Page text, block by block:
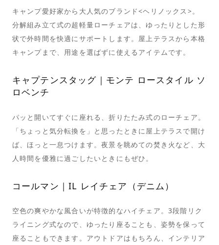
キャンプ愛好家から大人気のブランド<ヘリノックス>。
分解組み立て式の超軽量ローチェアは、ゆったりとした形
状で外時間を快適にサポートします。屋上テラスから本格
キャンプまで、用途を選ばずに使えるアイテムです。
キャプテンスタッグ｜モンテ ロースタイル ソ
ロベンチ
パッと開いてすぐに座れる、折りたたみ式のローチェア。
「ちょっと気分転換を」と思ったときに屋上テラスで開け
ば、ほっと一息つけます。夜景を眺めての焚き火など、大
人時間を優雅に過ごしたいときにもぜひ。
コールマン｜IL レイチェア（デニム）
空色の爽やかな風合いが特徴的なハイチェア。3段階リク
ライニング式なので、ゆったり座ることも、姿勢を保って
座ることもできます。アウトドアはもちろん、インテリア